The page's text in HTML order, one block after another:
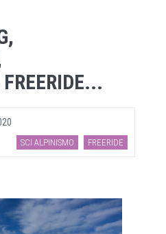
SCI ALPINISMO FREERIDE